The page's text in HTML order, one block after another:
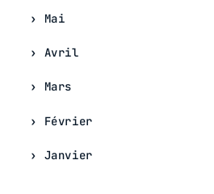
Mai
Avril
Mars
Février
Janvier